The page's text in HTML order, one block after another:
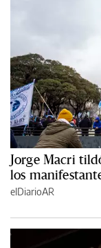
Jorge Macri
los
elDiarioAR